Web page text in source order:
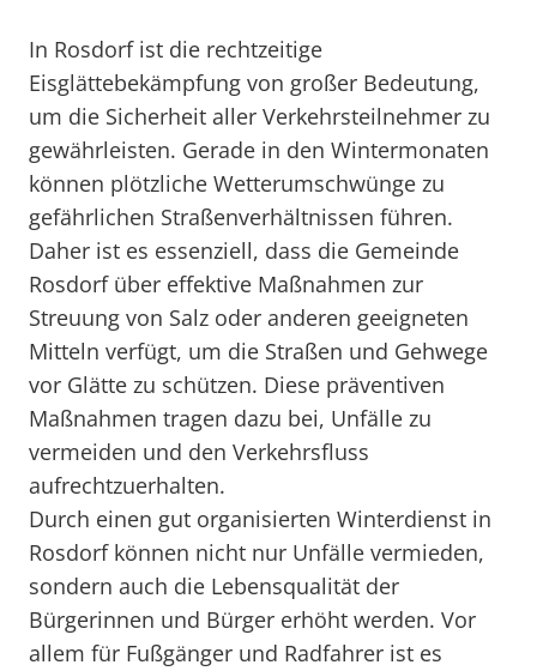
In Rosdorf ist die rechtzeitige
Eisglättebekämpfung von großer Bedeutung,
um die Sicherheit aller Verkehrsteilnehmer zu
gewährleisten. Gerade in den Wintermonaten
können plötzliche Wetterumschwünge zu
gefährlichen Straßenverhältnissen führen.
Daher ist es essenziell, dass die Gemeinde
Rosdorf über effektive Maßnahmen zur
Streuung von Salz oder anderen geeigneten
Mitteln verfügt, um die Straßen und Gehwege
vor Glätte zu schützen. Diese präventiven
Maßnahmen tragen dazu bei, Unfälle zu
vermeiden und den Verkehrsfluss
aufrechtzuerhalten.
Durch einen gut organisierten Winterdienst in
Rosdorf können nicht nur Unfälle vermieden,
sondern auch die Lebensqualität der
Bürgerinnen und Bürger erhöht werden. Vor
allem für Fußgänger und Radfahrer ist es